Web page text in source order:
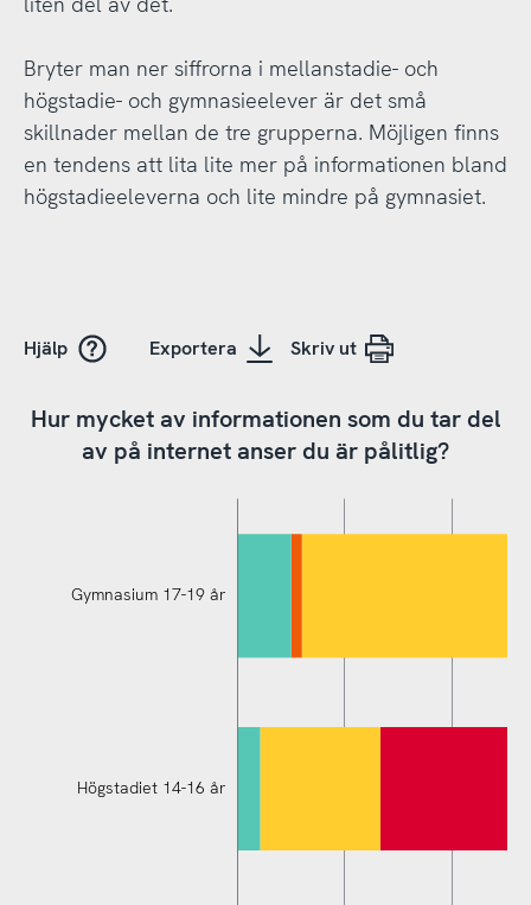
Bryter man ner siffrorna i mellanstadie- och
högstadie- och gymnasieelever är det små
skillnader mellan de tre grupperna. Möjligen finns
en tendens att lita lite mer på informationen bland
högstadieeleverna och lite mindre på gymnasiet.
Hjälp Exportera Skriv ut
Hur mycket av informationen som du tar del
av på internet anser du är pålitlig?
Mellanstadiet 11-13 år
Gymnasium 17-19 år
Högstadiet 14-16 år